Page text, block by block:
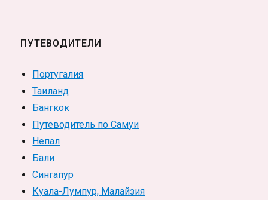
ПУТЕВОДИТЕЛИ
Португалия
Таиланд
Бангкок
Путеводитель по Самуи
Непал
Бали
Сингапур
Куала-Лумпур, Малайзия